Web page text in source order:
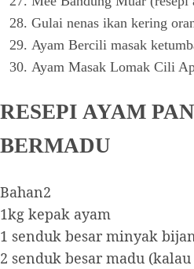
Gulai nenas ikan kering
Ayam Bercili masak
Ayam Masak Lomak Cili
RESEPI AYAM
BERMADU
Bahan2
1kg kepak ayam
1 senduk besar minyak bijan
2 senduk besar madu